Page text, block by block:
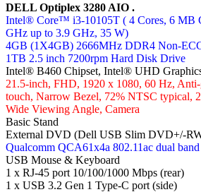
DELL Optiplex 3280 AIO .
Intel® Core™ i3-10105T ( 4 Cores, 6 MB
GHz up to 3.9 GHz, 35 W)
4GB (1X4GB) 2666MHz DDR4 Non-
1TB 2.5 inch 7200rpm Hard Disk Drive
Intel® B460 Chipset, Intel® UHD
21.5-inch, FHD, 1920 x 1080, 60 Hz,
touch, Narrow Bezel, 72% NTSC typical,
Wide Viewing Angle, Camera
Basic Stand
External DVD (Dell USB Slim DVD+/-
Qualcomm QCA61x4a 802.11ac dual
USB Mouse & Keyboard
1 x RJ-45 port 10/100/1000 Mbps (rear)
1 x USB 3.2 Gen 1 Type-C port (side)